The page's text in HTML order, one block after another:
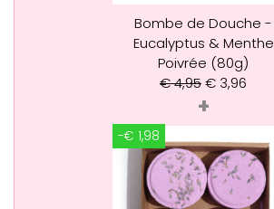
Bombe de Douche -
Eucalyptus & Menthe
Poivrée (80g)
€4,95€ 3,96
+
-€ 1,98